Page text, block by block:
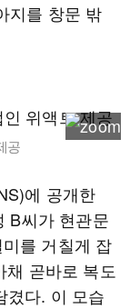
지를 창문 밖
공
에 공개한
B씨가 현관문
를 거칠게 잡
곧바로 복도
겼다. 이 모습